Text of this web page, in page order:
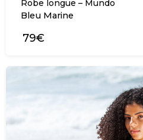
Robe longue – Mundo
Bleu Marine
79€